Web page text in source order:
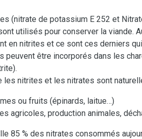
(nitrate de potassium E 252 et
utilisés pour conserver la viande.
en nitrites et ce sont ces derniers
peuvent être incorporés dans les
les nitrites et les nitrates sont
ou fruits (épinards, laitue…)
agricoles, production animales,
85 % des nitrates consommés